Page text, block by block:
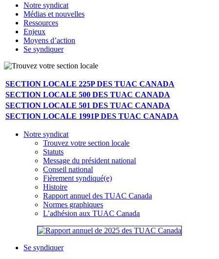
Notre syndicat
Médias et nouvelles
Ressources
Enjeux
Moyens d’action
Se syndiquer
SECTION LOCALE 225P DES TUAC CANADA
SECTION LOCALE 500 DES TUAC CANADA
SECTION LOCALE 501 DES TUAC CANADA
SECTION LOCALE 1991P DES TUAC CANADA
Notre syndicat
Trouvez votre section locale
Statuts
Message du président national
Conseil national
Fièrement syndiqué(e)
Histoire
Rapport annuel des TUAC Canada
Normes graphiques
L’adhésion aux TUAC Canada
Se syndiquer